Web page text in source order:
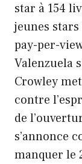
star à 154
jeunes
pay-per-
Valenzuela
Crowley
contre
de
s’annonce
manquer le